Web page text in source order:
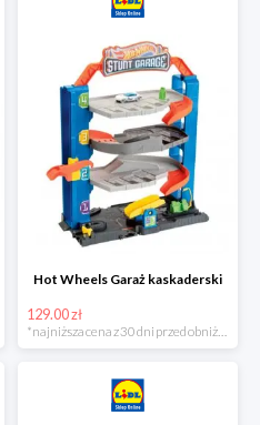
Hot Wheels Garaż kaskaderski
129.00 zł